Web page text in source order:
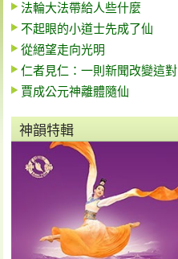
法輪大法帶給人些什麼
不起眼的小道士先成了仙
從絕望走向光明
仁者見仁：一則新聞改變這對
賈成公元神離體隨仙
神韻特輯